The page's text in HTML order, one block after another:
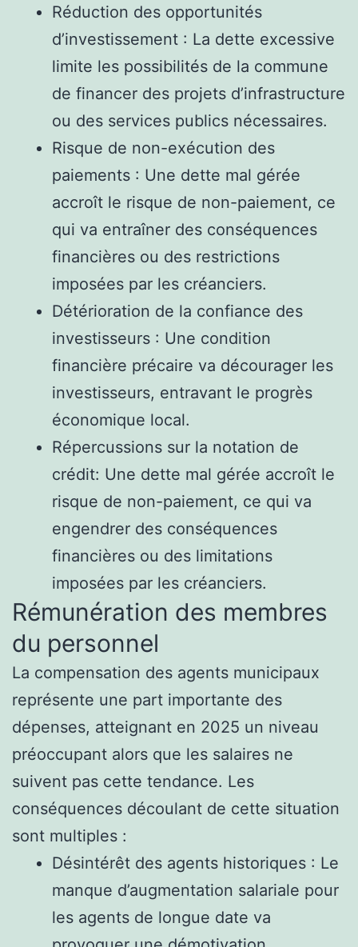
Réduction des opportunités
d’investissement : La dette excessive
limite les possibilités de la commune
de financer des projets d’infrastructure
ou des services publics nécessaires.
Risque de non-exécution des
paiements : Une dette mal gérée
accroît le risque de non-paiement, ce
qui va entraîner des conséquences
financières ou des restrictions
imposées par les créanciers.
Détérioration de la confiance des
investisseurs : Une condition
financière précaire va décourager les
investisseurs, entravant le progrès
économique local.
Répercussions sur la notation de
crédit: Une dette mal gérée accroît le
risque de non-paiement, ce qui va
engendrer des conséquences
financières ou des limitations
imposées par les créanciers.
Rémunération des membres
du personnel
La compensation des agents municipaux
représente une part importante des
dépenses, atteignant en 2025 un niveau
préoccupant alors que les salaires ne
suivent pas cette tendance. Les
conséquences découlant de cette situation
sont multiples :
Désintérêt des agents historiques : Le
manque d’augmentation salariale pour
les agents de longue date va